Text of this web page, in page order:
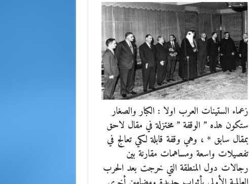
زعماء الستينات العرب اولا : الكبار والصغار
ستكون هذه ” الوقفة ” مختزلة في مقال لاحق
بمقال سابق * ، وهي وقفة قابلة لكي تعالج في
تفصيلات واسعة ومساهمات مقارنة بين
رجالات دول المنطقة التي خرجت بعد الحرب